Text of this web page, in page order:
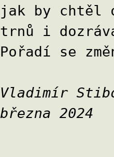
jak by chtěl
trnů i
Pořadí se
března 2024